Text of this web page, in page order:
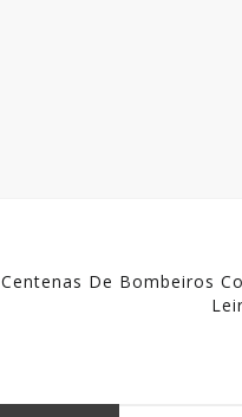
Centenas De Bombeiros